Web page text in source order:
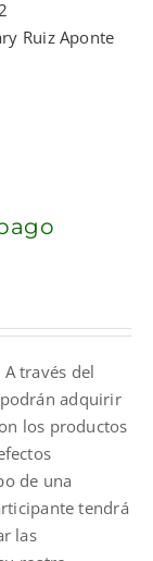
Ruiz Aponte
A través del
adquirir
los productos
de una
tendrá
las